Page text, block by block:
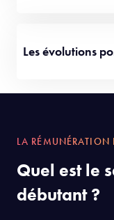
Les évolutions
LA RÉMUNÉRATION
Quel est le
débutant ?